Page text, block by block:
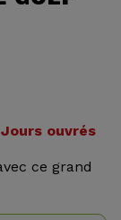
ouvrés
ce grand